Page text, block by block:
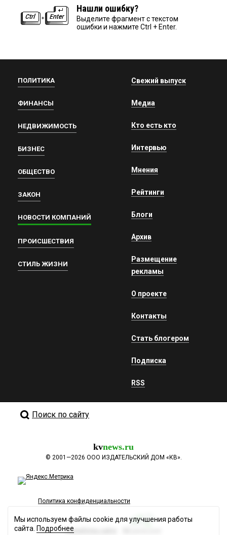
Нашли ошибку?
Выделите фрагмент с текстом
ошибки и нажмите Ctrl + Enter.
ПОЛИТИКА
ФИНАНСЫ
НЕДВИЖИМОСТЬ
БИЗНЕС
ОБЩЕСТВО
ЗАКОН
НОВОСТИ КОМПАНИЙ
ПРОИСШЕСТВИЯ
СТИЛЬ ЖИЗНИ
Свежий выпуск
Медиа
Кто есть кто
Интервью
Мнения
Рейтинги
Блоги
Архив
Размещение
рекламы
О проекте
Контакты
Стать блогером
Подписка
RSS
Поиск по сайту
kvnews.ru
© 2001—2026 ООО ИЗДАТЕЛЬСКИЙ ДОМ «КВ».
Политика конфиденциальности
Разработка сайта
Мы используем файлы cookie для улучшения работы
сайта. Подробнее